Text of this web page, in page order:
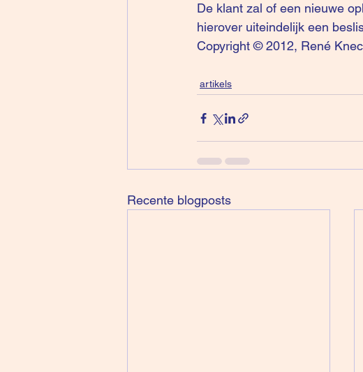
De klant zal of een nieuwe
hierover uiteindelijk een
Copyright © 2012, René
artikels
Recente blogposts